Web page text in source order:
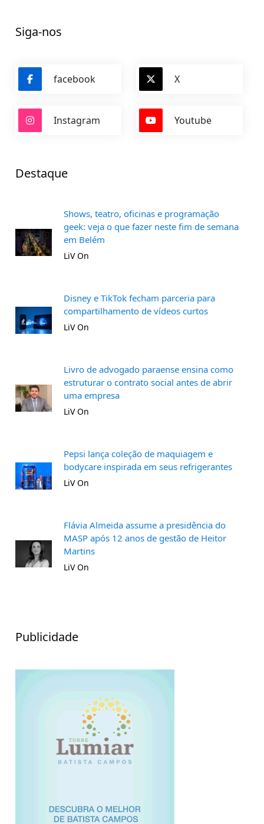
Siga-nos
facebook X
Instagram Youtube
Destaque
Shows, teatro, oficinas e programação
geek: veja o que fazer neste fim de semana
em Belém
LiV On
Disney e TikTok fecham parceria para
compartilhamento de vídeos curtos
LiV On
Livro de advogado paraense ensina como
estruturar o contrato social antes de abrir
uma empresa
LiV On
Pepsi lança coleção de maquiagem e
bodycare inspirada em seus refrigerantes
LiV On
Flávia Almeida assume a presidência do
MASP após 12 anos de gestão de Heitor
Martins
LiV On
Publicidade